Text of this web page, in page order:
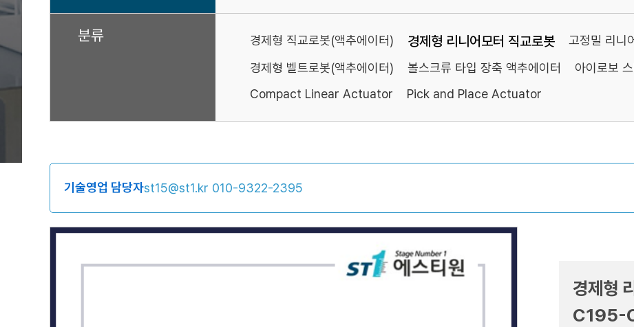
분류 경제형 직교로봇(액추에이터) 경제형 리니어모터 직교로봇
고정밀 리니
경제형 벨트로봇(액추에이터)
볼스크류 타입 장축 액추에이터 아이로보
Compact Linear Actuator
Pick and Place Actuator
기술영업 담당자st15@st1.kr 010-9322-2395
경제형
C195-